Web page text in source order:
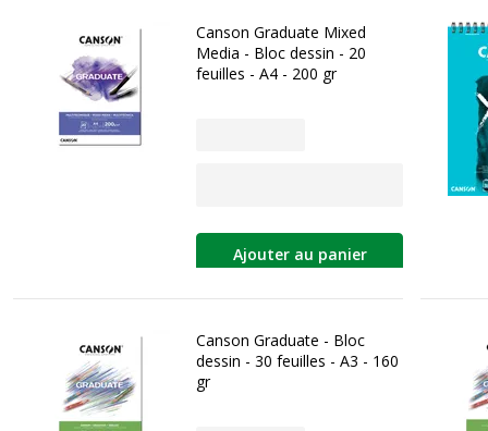
Canson Graduate Mixed
Media - Bloc dessin - 20
feuilles - A4 - 200 gr
Ajouter au panier
Canson Graduate - Bloc
dessin - 30 feuilles - A3 - 160
gr